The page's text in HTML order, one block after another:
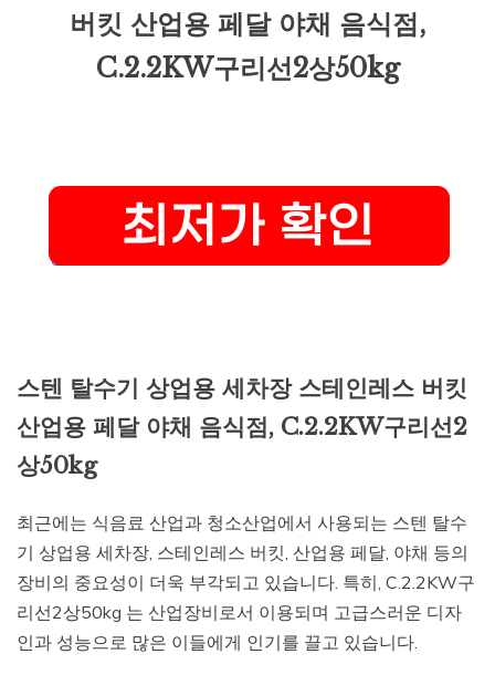
버킷 산업용 페달 야채 음식점,
C.2.2KW구리선2상50kg
스텐 탈수기 상업용 세차장 스테인레스 버킷
산업용 페달 야채 음식점, C.2.2KW구리선2
상50kg
최근에는 식음료 산업과 청소산업에서 사용되는 스텐 탈수
기 상업용 세차장, 스테인레스 버킷, 산업용 페달, 야채 등의
장비의 중요성이 더욱 부각되고 있습니다. 특히, C.2.2KW구
리선2상50kg 는 산업장비로서 이용되며 고급스러운 디자
인과 성능으로 많은 이들에게 인기를 끌고 있습니다.